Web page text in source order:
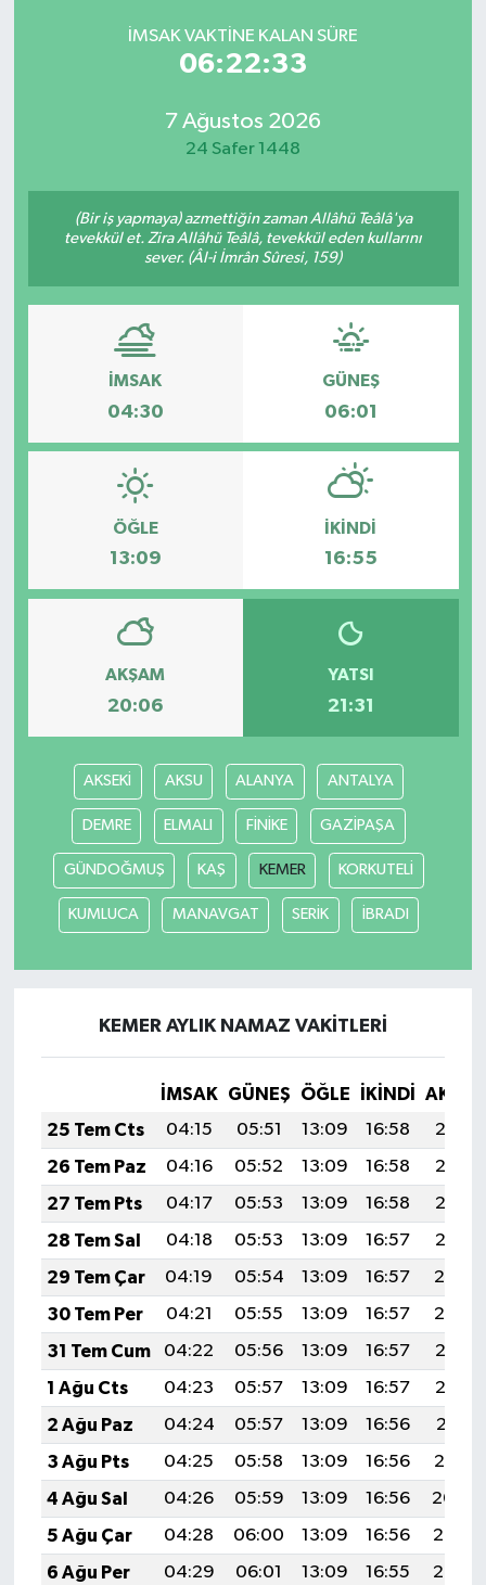
İMSAK VAKTINE KALAN SÜRE
06:22:33
7 Ağustos 2026
24 Safer 1448
(Bir iş yapmaya) azmettiğin zaman Allâhü Teâlâ'ya
tevekkül et. Zira Allâhü Teâlâ, tevekkül eden kullarını
sever. (Âl-i İmrân Sûresi, 159)
İMSAK
04:30
GÜNEŞ
06:01
ÖĞLE
13:09
İKINDI
16:55
AKŞAM
20:06
YATSI
21:31
AKSEKİ AKSU ALANYA ANTALYA
DEMRE ELMALI FİNİKE GAZİPAŞA
GÜNDOĞMUŞ KAŞ KEMER KORKUTELİ
KUMLUCA MANAVGAT SERİK İBRADI
KEMER AYLIK NAMAZ VAKITLERI
İMSAK GÜNEŞ ÖĞLE İKINDI
25 Tem Cts
04:15 05:51 13:09 16:58
20:18
26 Tem Paz
04:16 05:52 13:09 16:58
20:17
27 Tem Pts
04:17 05:53 13:09 16:58
20:16
28 Tem Sal
04:18 05:53 13:09 16:57
20:15
29 Tem Çar
04:19 05:54 13:09 16:57
20:14
30 Tem Per
04:21 05:55 13:09 16:57
20:14
31 Tem Cum
04:22 05:56 13:09 16:57
20:13
1 Ağu Cts
04:23 05:57 13:09 16:57
20:12
2 Ağu Paz
04:24 05:57 13:09 16:56
20:11
3 Ağu Pts
04:25 05:58 13:09 16:56
20:10
4 Ağu Sal
04:26 05:59 13:09 16:56
20:09
5 Ağu Çar
04:28 06:00 13:09 16:56
20:08
6 Ağu Per
04:29 06:01 13:09 16:55
20:07